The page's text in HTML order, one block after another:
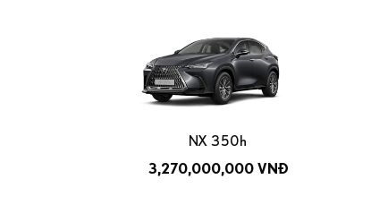
NX 350h
3,270,000,000 VNĐ